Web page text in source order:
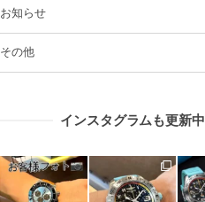
お知らせ
その他
インスタグラムも更新中